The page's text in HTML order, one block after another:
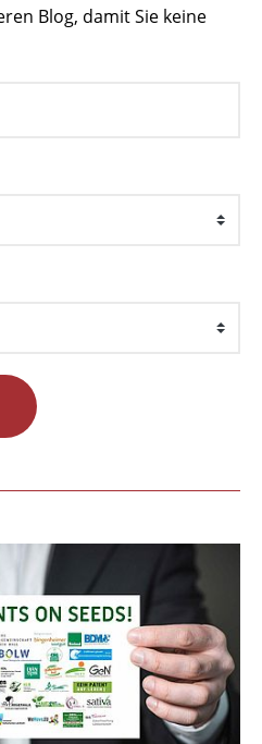
Blog, damit Sie keine